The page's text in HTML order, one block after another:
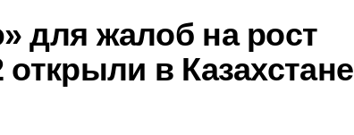
для жалоб на рост
в Казахстане